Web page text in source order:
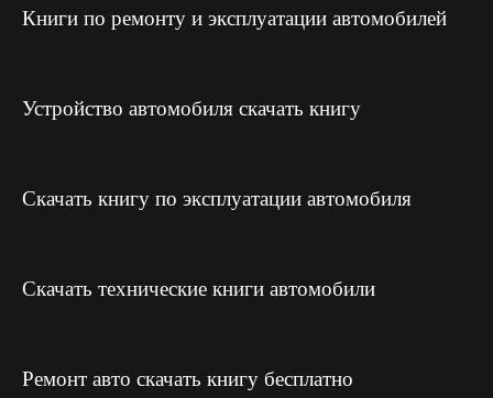
Книги по ремонту и эксплуатации автомобилей
Устройство автомобиля скачать книгу
Скачать книгу по эксплуатации автомобиля
Скачать технические книги автомобили
Ремонт авто скачать книгу бесплатно